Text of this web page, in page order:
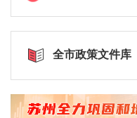
全市政策文件库